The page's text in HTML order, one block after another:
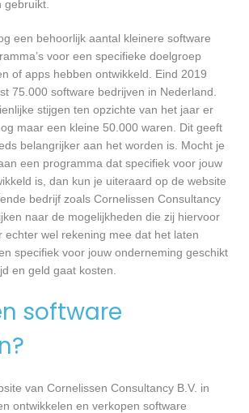
gebruikt.
een behoorlijk aantal kleinere software
voor een specifieke doelgroep
of apps hebben ontwikkeld. Eind 2019
75.000 software bedrijven in Nederland.
stijgen ten opzichte van het jaar er
maar een kleine 50.000 waren. Dit geeft
belangrijker aan het worden is. Mocht je
een programma dat specifiek voor jouw
is, dan kun je uiteraard op de website
bedrijf zoals Cornelissen Consultancy
naar de mogelijkheden die zij hiervoor
echter wel rekening mee dat het laten
specifiek voor jouw onderneming geschikt
en geld gaat kosten.
software
van Cornelissen Consultancy B.V. in
ontwikkelen en verkopen software